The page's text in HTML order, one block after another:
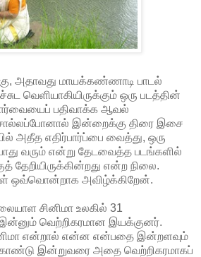
அதாவது மாயக்கண்ணாடி பாடல்
வெளியாகியிருக்கும் ஒரு படத்தின்
பதிவாக்க ஆவல்
இன்றைக்கு திரை இசை
அதீத எதிர்பார்ப்பை வைத்து, ஒரு
வரும் என்று தேடவைத்த படங்களில்
என்ற நிலை.
ஒவ்வொன்றாக அவிழ்க்கிறேன்.
சினிமா உலகில் 31
வெற்றிகரமான இயக்குனர்.
என்றால் என்ன என்பதை இன்றளவும்
கொண்டு இன்றுவரை அதை வெற்றிகரமாகப்